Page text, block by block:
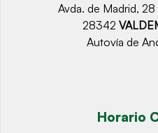
Avda. de Madrid,
28342
Autovía de
Horario